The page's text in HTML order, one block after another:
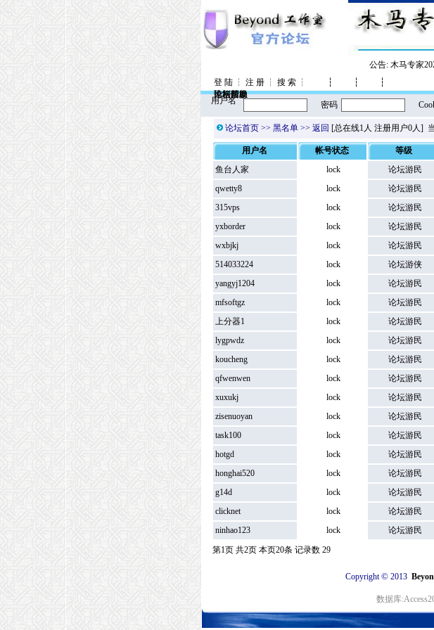
公告:木马专家
登 陆┆ 注 册┆ 搜 索┆
控制面板
┆
论坛信息
┆
风格转换
┆
论坛帮助
用户名 密码
论坛首页>> 黑名单 >> 返回 [总在线1人 注册用户0人]
用户名 帐号状态 等级
鱼台人家
lock 论坛游民
qwetty8
lock 论坛游民
315vps
lock 论坛游民
yxborder
lock 论坛游民
wxbjkj
lock 论坛游民
514033224
lock 论坛游侠
yangyj1204
lock 论坛游民
mfsoftgz
lock 论坛游民
上分器1
lock 论坛游民
lygpwdz
lock 论坛游民
koucheng
lock 论坛游民
qfwenwen
lock 论坛游民
xuxukj
lock 论坛游民
zisenuoyan
lock 论坛游民
task100
lock 论坛游民
hotgd
lock 论坛游民
honghai520
lock 论坛游民
g14d
lock 论坛游民
clicknet
lock 论坛游民
ninhao123
lock 论坛游民
第1页 共2页 本页20条 记录数 29
Copyright©2013
数据库